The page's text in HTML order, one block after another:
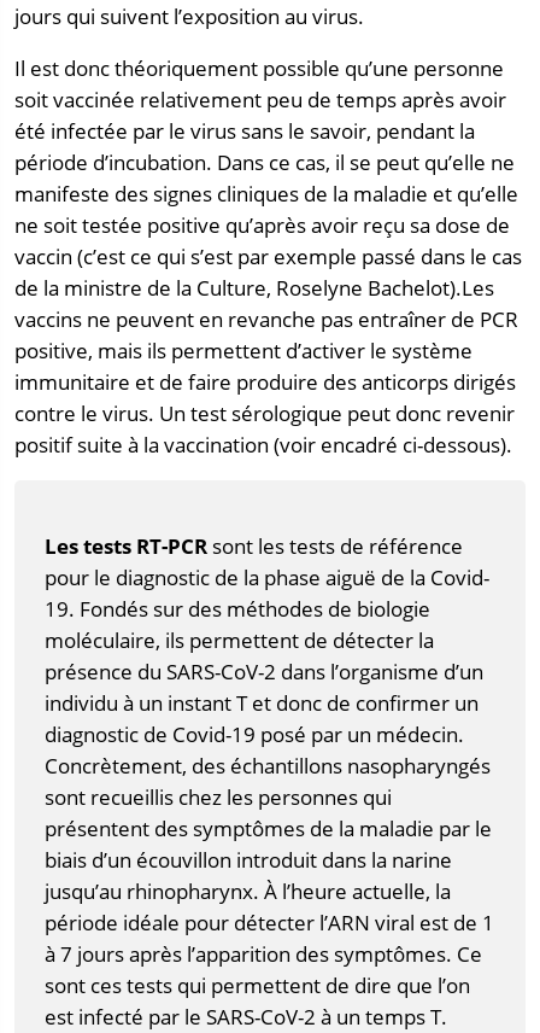
jours qui suivent l’exposition au virus.
Il est donc théoriquement possible qu’une personne
soit vaccinée relativement peu de temps après avoir
été infectée par le virus sans le savoir, pendant la
période d’incubation. Dans ce cas, il se peut qu’elle ne
manifeste des signes cliniques de la maladie et qu’elle
ne soit testée positive qu’après avoir reçu sa dose de
vaccin (c’est ce qui s’est par exemple passé dans le cas
de la ministre de la Culture, Roselyne Bachelot).Les
vaccins ne peuvent en revanche pas entraîner de PCR
positive, mais ils permettent d’activer le système
immunitaire et de faire produire des anticorps dirigés
contre le virus. Un test sérologique peut donc revenir
positif suite à la vaccination (voir encadré ci-dessous).
Les tests RT-PCR sont les tests de référence
pour le diagnostic de la phase aiguë de la Covid-
19. Fondés sur des méthodes de biologie
moléculaire, ils permettent de détecter la
présence du SARS-CoV-2 dans l’organisme d’un
individu à un instant T et donc de confirmer un
diagnostic de Covid-19 posé par un médecin.
Concrètement, des échantillons nasopharyngés
sont recueillis chez les personnes qui
présentent des symptômes de la maladie par le
biais d’un écouvillon introduit dans la narine
jusqu’au rhinopharynx. À l’heure actuelle, la
période idéale pour détecter l’ARN viral est de 1
à 7 jours après l’apparition des symptômes. Ce
sont ces tests qui permettent de dire que l’on
est infecté par le SARS-CoV-2 à un temps T.